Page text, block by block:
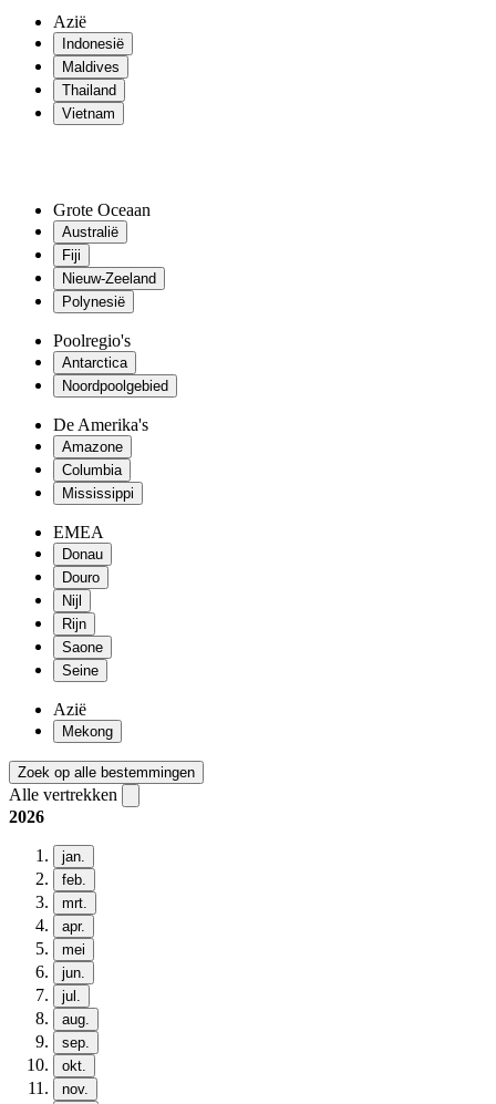
Azië
Indonesië
Maldives
Thailand
Vietnam
Grote Oceaan
Australië
Fiji
Nieuw-Zeeland
Polynesië
Poolregio's
Antarctica
Noordpoolgebied
De Amerika's
Amazone
Columbia
Mississippi
EMEA
Donau
Douro
Nijl
Rijn
Saone
Seine
Azië
Mekong
Zoek op alle bestemmingen
Alle vertrekken
2026
jan.
feb.
mrt.
apr.
mei
jun.
jul.
aug.
sep.
okt.
nov.